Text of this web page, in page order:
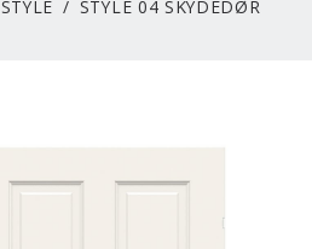
STYLE STYLE 04 SKYDEDØR